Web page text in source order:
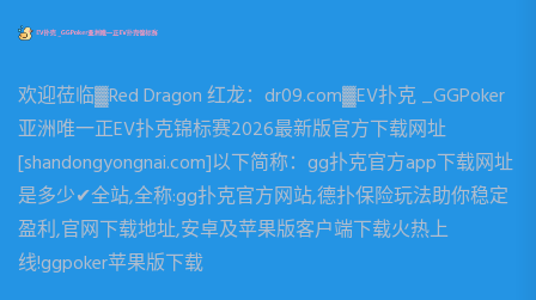
欢迎莅临▓Red Dragon 红龙：dr09.com▓EV扑克 _GGPoker
亚洲唯一正EV扑克锦标赛2026最新版官方下载网址
[shandongyongnai.com]以下简称：gg扑克官方app下载网址
是多少✔全站,全称:gg扑克官方网站,德扑保险玩法助你稳定
盈利,官网下载地址,安卓及苹果版客户端下载火热上
线!ggpoker苹果版下载